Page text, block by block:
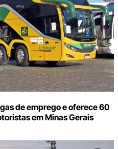
de emprego e oferece 60
em Minas Gerais